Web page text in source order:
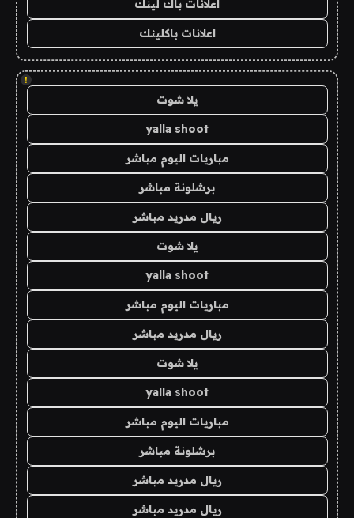
اعلانات باك لينك
اعلانات باكلينك
!
يلا شوت
yalla shoot
مباريات اليوم مباشر
برشلونة مباشر
ريال مدريد مباشر
يلا شوت
yalla shoot
مباريات اليوم مباشر
ريال مدريد مباشر
يلا شوت
yalla shoot
مباريات اليوم مباشر
برشلونة مباشر
ريال مدريد مباشر
ريال مدريد مباشر